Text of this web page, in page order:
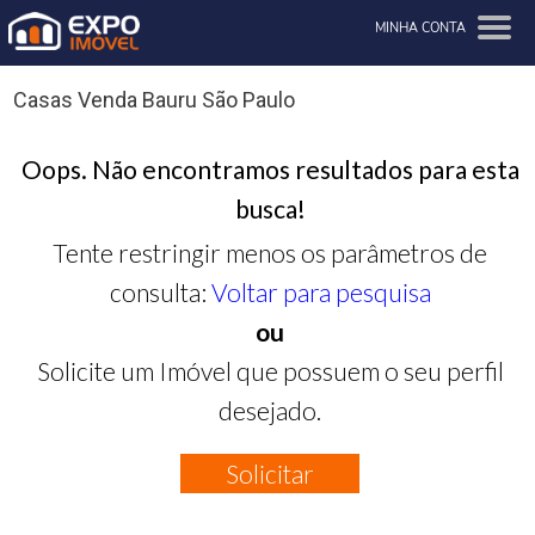
MINHA CONTA
Casas Venda Bauru São Paulo
Oops. Não encontramos resultados para esta
busca!
Tente restringir menos os parâmetros de
consulta: Voltar para pesquisa
ou
Solicite um Imóvel que possuem o seu perfil
desejado.
Solicitar